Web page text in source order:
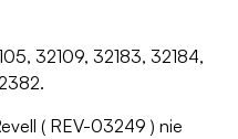
32109, 32183, 32184,
( REV-03249 ) nie